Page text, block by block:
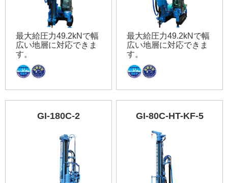
最大給圧力49.2kNで幅
広い地層に対応できま
す。
最大給圧力49.2kNで幅
広い地層に対応できま
す。
GI-180C-2 GI-80C-HT-KF-5